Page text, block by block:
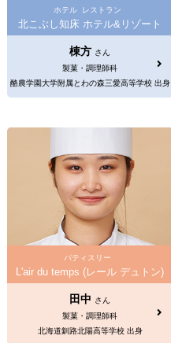
ホテル レストラン
北こぶし知床 ホテル&リゾート
棟方 さん
製菓・調理師科
酪農学園大学附属とわの森三愛高等学校 出身
パティスリー
L'air du temps (レール デュトン)
田中 さん
製菓・調理師科
北海道釧路北陽高等学校 出身